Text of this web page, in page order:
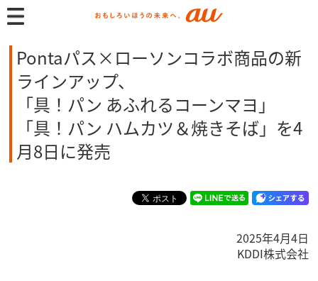
Pontaパス×ローソンコラボ商品の新
ラインアップ、
「具！パン あふれるコーンマヨ」
「具！パン ハムカツ＆焼きそば」を4
月8日に発売
2025年4月4日
KDDI株式会社